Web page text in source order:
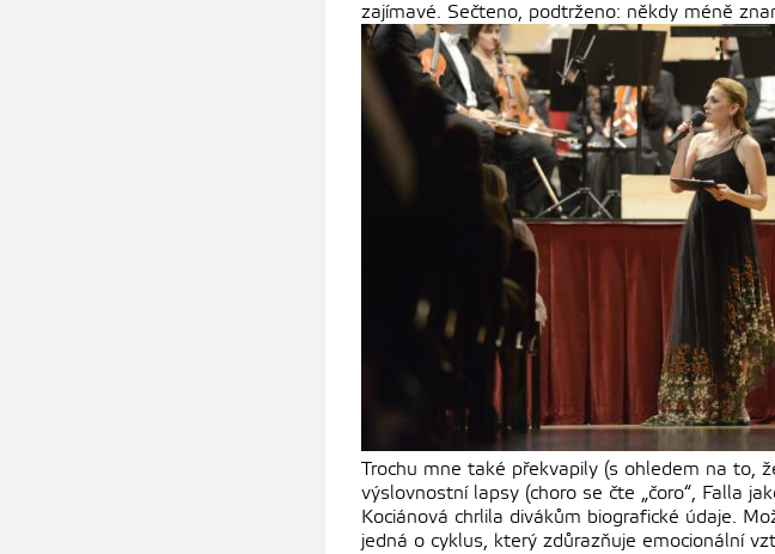
zajímavé. Sečteno, podtrženo: někdy méně
Trochu mne také překvapily (s ohledem na to,
výslovnostní lapsy (choro se čte „čoro“, Falla
Kociánová chrlila divákům biografické údaje.
jedná o cyklus, který zdůrazňuje emocionální